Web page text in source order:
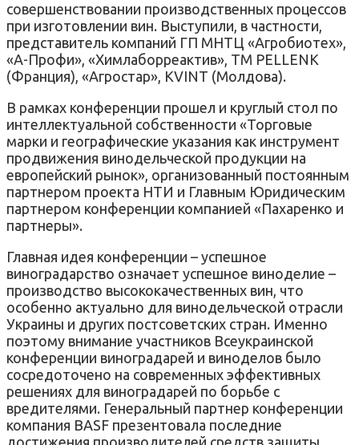
совершенствовании производственных процессов
при изготовлении вин. Выступили, в частности,
представитель компаний ГП МНТЦ «Агробиотех»,
«А-Профи», «Химлаборреактив», TM PELLENK
(Франция), «Агростар», KVINT (Молдова).
В рамках конференции прошел и круглый стол по
интеллектуальной собственности «Торговые
марки и географические указания как инструмент
продвижения винодельческой продукции на
европейский рынок», организованный постоянным
партнером проекта НТИ и Главным Юридическим
партнером конференции компанией «Пахаренко и
партнеры».
Главная идея конференции – успешное
виноградарство означает успешное виноделие –
производство высококачественных вин, что
особенно актуально для винодельческой отрасли
Украины и других постсоветских стран. Именно
поэтому внимание участников Всеукраинской
конференции виноградарей и виноделов было
сосредоточено на современных эффективных
решениях для виноградарей по борьбе с
вредителями. Генеральный партнер конференции
компания BASF презентовала последние
достижения производителей средств защиты